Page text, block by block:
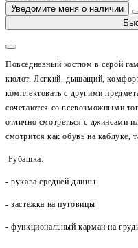
Уведомите меня о наличии
Повседневный костюм в серой
кюлот.Легкий, дышащий,
комплектовать с другими
сочетаются со всевозможными
отлично смотреться с джинсами
смотрится как обувь на каблуке,
Рубашка:
- рукава средней длины
- застежка на пуговицы
- функциональный карман на